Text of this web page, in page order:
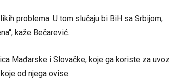
problema. U tom slučaju bi BiH sa Srbijom,
kaže Bečarević.
Mađarske i Slovačke, koje ga koriste za uvoz
od njega ovise.